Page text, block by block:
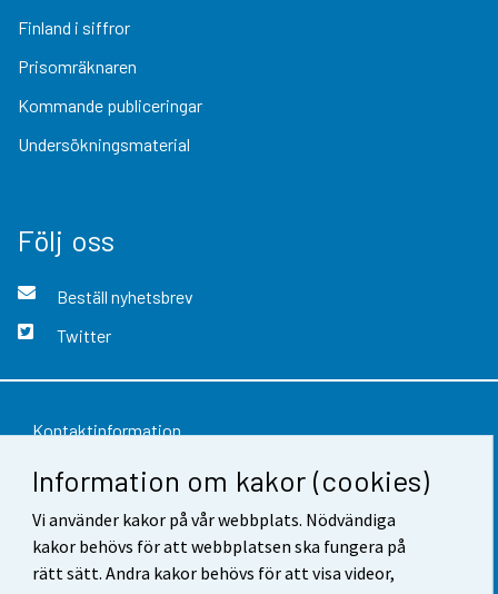
Information om kakor (cookies)
Vi använder kakor på vår webbplats. Nödvändiga
kakor behövs för att webbplatsen ska fungera på
rätt sätt. Andra kakor behövs för att visa videor,
Finland i siffror
Prisomräknaren
Kommande publiceringar
Undersökningsmaterial
Följ oss
Beställ nyhetsbrev
Twitter
Kontaktinformation
Respons
Användarvillkor
Dataskydd